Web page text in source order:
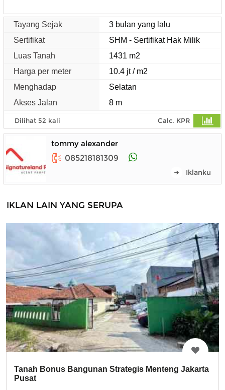
Tayang Sejak
3 bulan yang lalu
Sertifikat
SHM - Sertifikat Hak Milik
Luas Tanah
1431 m2
Harga per meter
10.4 jt / m2
Menghadap
Selatan
Akses Jalan
8 m
Dilihat 52 kali Calc. KPR
tommy alexander
085218181309
Iklanku
IKLAN LAIN YANG SERUPA
Tanah Bonus Bangunan Strategis Menteng Jakarta
Pusat